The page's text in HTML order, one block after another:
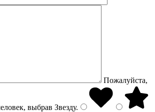
Пожалуйста,
выбрав Звезду.